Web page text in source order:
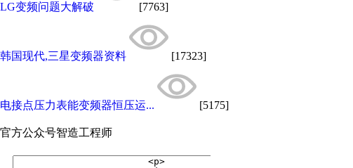
LG变频问题大解破 [7763]
韩国现代,三星变频器资料 [17323]
电接点压力表能变频器恒压运... [5175]
官方公众号智造工程师